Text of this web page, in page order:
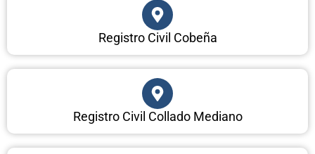
Registro Civil Cobeña
Registro Civil Collado Mediano